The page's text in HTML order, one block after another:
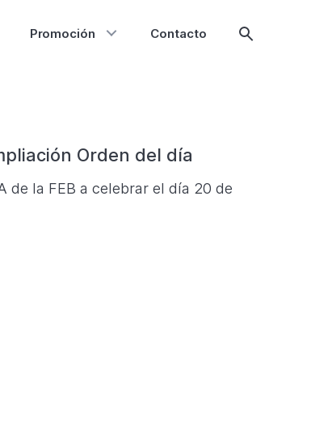
Promoción Contacto
Mostrar
Orden del día
de la FEB a celebrar el día 20 de